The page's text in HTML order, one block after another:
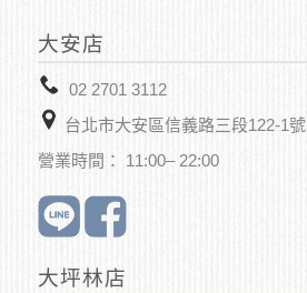
大安店
02 2701 3112
台北市大安區信義路三段122-1號
營業時間： 11:00– 22:00
大坪林店